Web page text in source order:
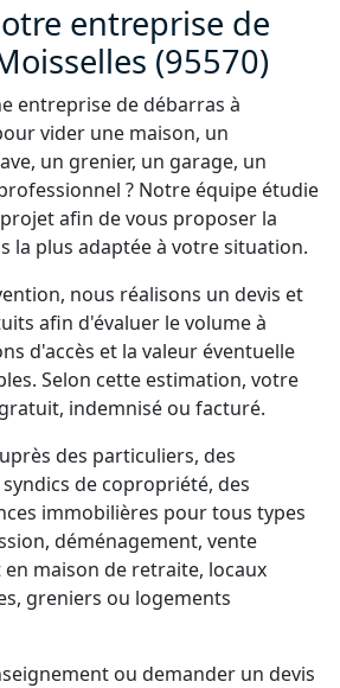
entreprise de
(95570)
entreprise de débarras à
vider une maison, un
un grenier, un garage, un
? Notre équipe étudie
afin de vous proposer la
la plus adaptée à votre situation.
nous réalisons un devis et
afin d'évaluer le volume à
d'accès et la valeur éventuelle
Selon cette estimation, votre
indemnisé ou facturé.
des particuliers, des
de copropriété, des
immobilières pour tous types
déménagement, vente
maison de retraite, locaux
greniers ou logements
ou demander un devis